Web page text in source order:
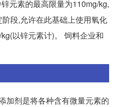
元素的最高限量为110mg/kg,
段,允许在此基础上使用氧化
以锌元素计)。 饲料企业和
加剂是将各种含有微量元素的